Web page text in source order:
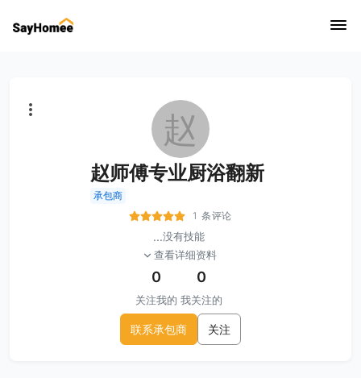
赵
赵师傅专业厨浴翻新
承包商
1 条评论
...没有技能
查看详细资料
0
关注我的
0
我关注的
联系承包商 关注